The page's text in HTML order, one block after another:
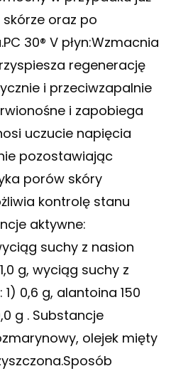
oraz po
30® V płyn:Wzmacnia
regenerację
i przeciwzapalnie
i zapobiega
uczucie napięcia
pozostawiając
porów skóry
kontrolę stanu
aktywne:
suchy z nasion
g, wyciąg suchy z
0,6 g, alantoina 150
g . Substancje
olejek mięty